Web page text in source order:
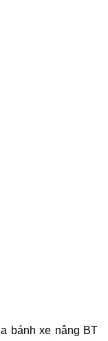
bánh xe nâng BT